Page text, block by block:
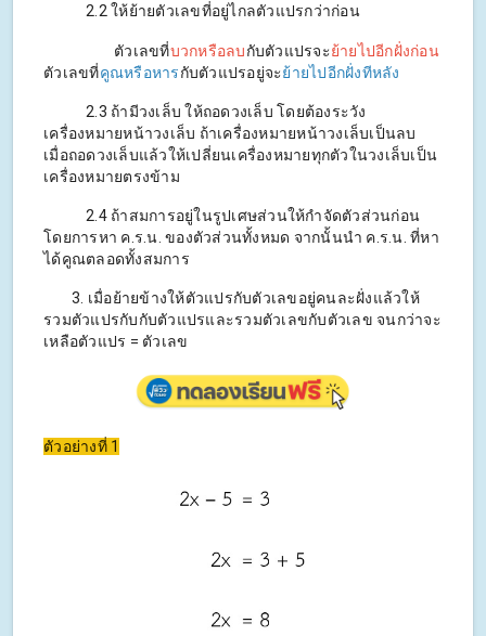
2.2 ให้ย้ายตัวเลขที่อยู่ไกลตัวแปรกว่าก่อน
ตัวเลขที่บวกหรือลบกับตัวแปรจะย้ายไปอีกฝั่งก่อน
ตัวเลขที่คูณหรือหารกับตัวแปรอยู่จะย้ายไปอีกฝั่งทีหลัง
2.3 ถ้ามีวงเล็บ ให้ถอดวงเล็บ โดยต้องระวัง
เครื่องหมายหน้าวงเล็บ ถ้าเครื่องหมายหน้าวงเล็บเป็นลบ
เมื่อถอดวงเล็บแล้วให้เปลี่ยนเครื่องหมายทุกตัวในวงเล็บเป็น
เครื่องหมายตรงข้าม
2.4 ถ้าสมการอยู่ในรูปเศษส่วนให้กำจัดตัวส่วนก่อน
โดยการหา ค.ร.น. ของตัวส่วนทั้งหมด จากนั้นนำ ค.ร.น. ที่หา
ได้คูณตลอดทั้งสมการ
3. เมื่อย้ายข้างให้ตัวแปรกับตัวเลขอยู่คนละฝั่งแล้วให้
รวมตัวแปรกับกับตัวแปรและรวมตัวเลขกับตัวเลข จนกว่าจะ
เหลือตัวแปร = ตัวเลข
ตัวอย่างที่ 1